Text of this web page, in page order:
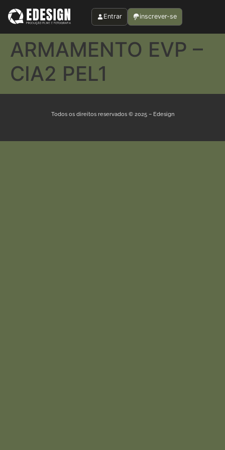
Entrar inscrever-se
ARMAMENTO EVP –
CIA2 PEL1
Todos os direitos reservados © 2025 – Edesign